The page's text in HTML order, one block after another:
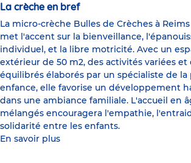
La crèche en bref
La micro-crèche Bulles de Crèches à
met l'accent sur la bienveillance,
individuel, et la libre motricité. Avec un
extérieur de 50 m2, des activités variées et
équilibrés élaborés par un spécialiste de la
enfance, elle favorise un développement
dans une ambiance familiale. L'accueil en
mélangés encouragera l'empathie,
solidarité entre les enfants.
En savoir plus